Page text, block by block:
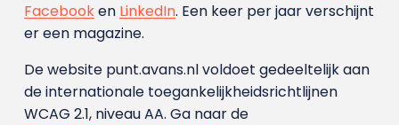
Facebooken LinkedIn. Een keer per jaar verschijnt
er een magazine.
De website punt.avans.nl voldoet gedeeltelijk aan
de internationale toegankelijkheidsrichtlijnen
WCAG 2.1, niveau AA. Ga naar de